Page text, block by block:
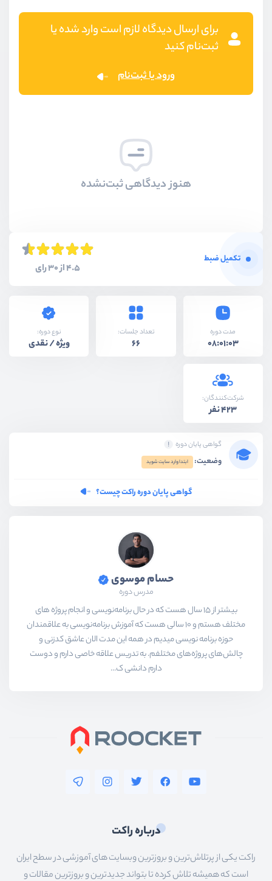
برای ارسال دیدگاه لازم است وارد شده یا
ثبت‌نام کنید
ورود یا ثبت‌نام
هنوز دیدگاهی ثبت‌نشده
تکمیل ضبط
4.5 از 30 رای
مدت دوره
08:01:03
تعداد جلسات:
66
نوع دوره:
ویژه / نقدی
شرکت‌کنندگان:
423 نفر
گواهی پایان دوره
وضعیت: ابتدا وارد سایت شوید
گواهی پایان دوره راکت چیست؟
حسام موسوی
مدرس دوره
بیشتر از ۱۵ سال هست که در حال برنامه‌نویسی و انجام پروژه های
مختلف هستم و ۱۰ سالی هست که آموزش برنامه‌نویسی به علاقمندان
حوزه برنامه نویسی میدیم در همه این مدت الان عاشق کدزنی و
چالش‌های پروژه‌های مختلفم. به تدریس علاقه خاصی دارم و دوست
دارم دانشی ک...
درباره راکت
راکت یکی از پرتلاش‌ترین و بروزترین وبسایت های آموزشی در سطح ایران
است که همیشه تلاش کرده تا بتواند جدیدترین و بروزترین مقالات و